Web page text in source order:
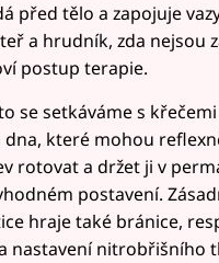
před tělo a zapojuje
a hrudník, zda nejsou
postup terapie.
se setkáváme s
dna, které mohou
rotovat a držet ji v
postavení.
hraje také bránice,
nastavení nitrobřišního